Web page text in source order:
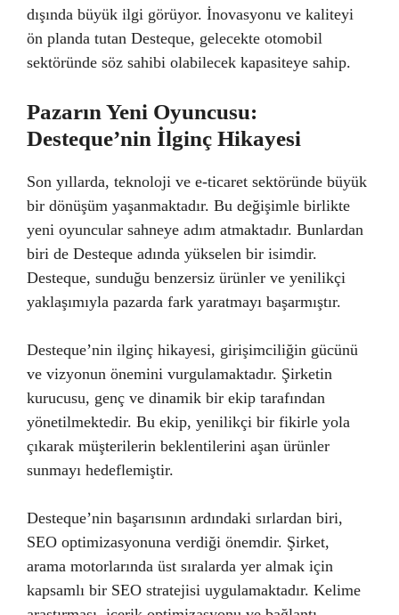
dışında büyük ilgi görüyor. İnovasyonu ve kaliteyi
ön planda tutan Desteque, gelecekte otomobil
sektöründe söz sahibi olabilecek kapasiteye sahip.
Pazarın Yeni Oyuncusu:
Desteque’nin İlginç Hikayesi
Son yıllarda, teknoloji ve e-ticaret sektöründe büyük
bir dönüşüm yaşanmaktadır. Bu değişimle birlikte
yeni oyuncular sahneye adım atmaktadır. Bunlardan
biri de Desteque adında yükselen bir isimdir.
Desteque, sunduğu benzersiz ürünler ve yenilikçi
yaklaşımıyla pazarda fark yaratmayı başarmıştır.
Desteque’nin ilginç hikayesi, girişimciliğin gücünü
ve vizyonun önemini vurgulamaktadır. Şirketin
kurucusu, genç ve dinamik bir ekip tarafından
yönetilmektedir. Bu ekip, yenilikçi bir fikirle yola
çıkarak müşterilerin beklentilerini aşan ürünler
sunmayı hedeflemiştir.
Desteque’nin başarısının ardındaki sırlardan biri,
SEO optimizasyonuna verdiği önemdir. Şirket,
arama motorlarında üst sıralarda yer almak için
kapsamlı bir SEO stratejisi uygulamaktadır. Kelime